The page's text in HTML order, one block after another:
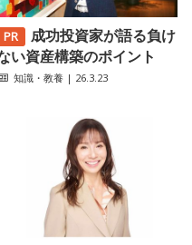
成功投資家が語る負け
い資産構築のポイント
知識・教養 | 26.3.23